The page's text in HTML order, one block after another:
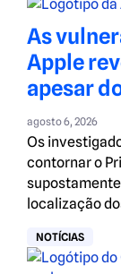
As
Apple
apesar
agosto 6, 2026
Os
contornar o
localização
NOTÍCIAS